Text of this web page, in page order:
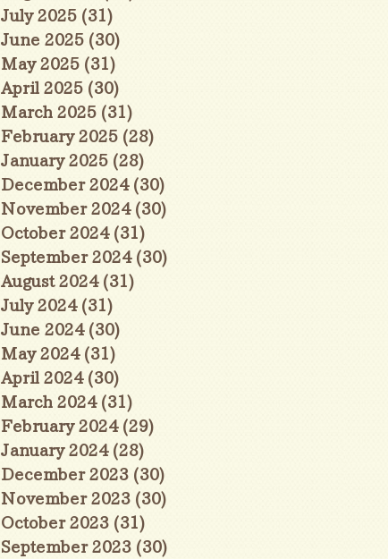
July 2025 (31)
June 2025 (30)
May 2025 (31)
April 2025 (30)
March 2025 (31)
February 2025 (28)
January 2025 (28)
December 2024 (30)
November 2024 (30)
October 2024 (31)
September 2024 (30)
August 2024 (31)
July 2024 (31)
June 2024 (30)
May 2024 (31)
April 2024 (30)
March 2024 (31)
February 2024 (29)
January 2024 (28)
December 2023 (30)
November 2023 (30)
October 2023 (31)
September 2023 (30)